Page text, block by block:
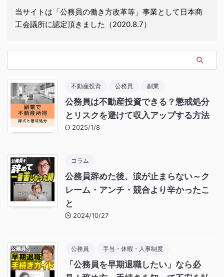
当サイトは「公務員の働き方改革等」事業として日本商
工会議所に認定頂きました（2020.8.7）
不動産投資 公務員 副業
公務員は不動産投資できる？懲戒処分
とリスクを避けて収入アップする方法
2025/1/8
コラム
公務員辞めた後、涙が止まらない～ク
レーム・アンチ・競合より辛かったこ
と
2024/10/27
公務員 手当・休暇・人事制度
「公務員を早期退職したい」なら必